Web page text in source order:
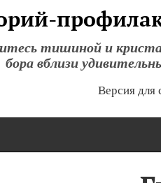
тишиной и
бора вблизи
Версия для